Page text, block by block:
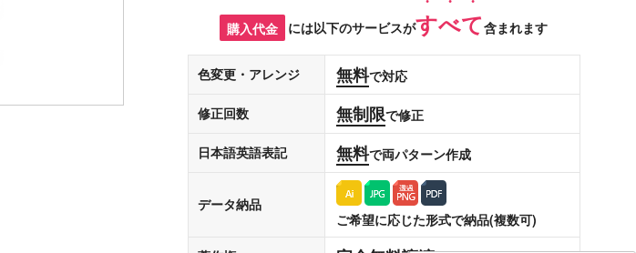
購入代金 には以下のサービスがすべて含まれます
色変更・アレンジ 無料で対応
修正回数 無制限で修正
日本語英語表記 無料で両パターン作成
データ納品
ご希望に応じた形式で納品(複数可)